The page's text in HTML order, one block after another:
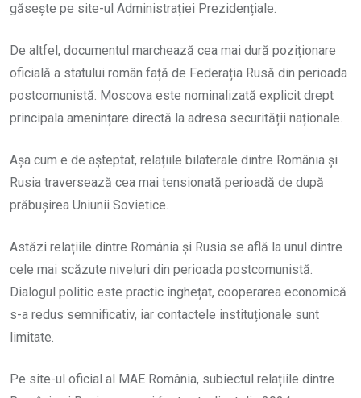
găsește pe site-ul Administrației Prezidențiale.
De altfel, documentul marchează cea mai dură poziționare
oficială a statului român față de Federația Rusă din perioada
postcomunistă. Moscova este nominalizată explicit drept
principala amenințare directă la adresa securității naționale.
Așa cum e de așteptat, relațiile bilaterale dintre România și
Rusia traversează cea mai tensionată perioadă de după
prăbușirea Uniunii Sovietice.
Astăzi relațiile dintre România și Rusia se află la unul dintre
cele mai scăzute niveluri din perioada postcomunistă.
Dialogul politic este practic înghețat, cooperarea economică
s-a redus semnificativ, iar contactele instituționale sunt
limitate.
Pe site-ul oficial al MAE România, subiectul relațiile dintre